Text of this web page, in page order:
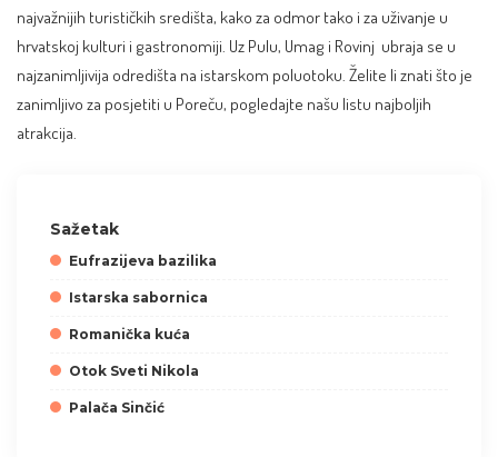
najvažnijih turističkih središta, kako za odmor tako i za uživanje u
hrvatskoj kulturi i gastronomiji. Uz Pulu, Umag i Rovinj ubraja se u
najzanimljivija odredišta na istarskom poluotoku. Želite li znati što je
zanimljivo za posjetiti u Poreču, pogledajte našu listu najboljih
atrakcija.
Sažetak
Eufrazijeva bazilika
Istarska sabornica
Romanička kuća
Otok Sveti Nikola
Palača Sinčić